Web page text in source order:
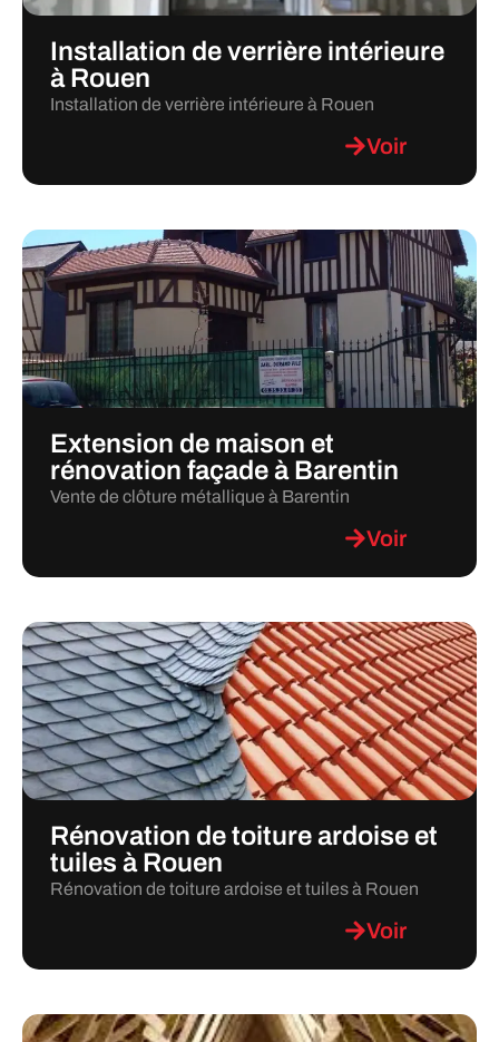
Installation de verrière intérieure
à Rouen
Installation de verrière intérieure à Rouen
Voir
Extension de maison et
rénovation façade à Barentin
Vente de clôture métallique à Barentin
Voir
Rénovation de toiture ardoise et
tuiles à Rouen
Rénovation de toiture ardoise et tuiles à Rouen
Voir